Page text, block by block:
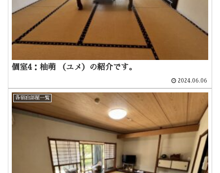
個室4：柚萌 （ユメ）の紹介です。
2024.06.06
各宿泊部屋一覧